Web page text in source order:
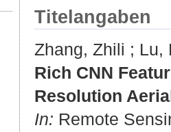
Titelangaben
Zhang, Zhili ; Lu,
Rich CNN
Resolution
In: Remote